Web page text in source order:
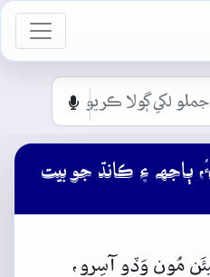
ٻاجهہ ۽ ڪانڌ جو بيت
مُون وَڏو آسِرو،